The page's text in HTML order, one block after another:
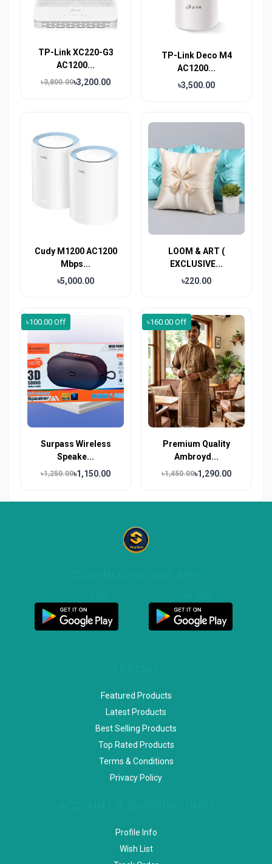
TP-Link XC220-G3
AC1200...
৳3,800.00৳3,200.00
TP-Link Deco M4
AC1200...
৳3,500.00
Cudy M1200 AC1200
Mbps...
৳5,000.00
LOOM & ART (
EXCLUSIVE...
৳220.00
৳100.00 Off
Surpass Wireless
Speake...
৳1,250.00৳1,150.00
৳160.00 Off
Premium Quality
Ambroyd...
৳1,450.00৳1,290.00
Featured Products
Latest Products
Best Selling Products
Top Rated Products
Terms & Conditions
Privacy Policy
Profile Info
Wish List